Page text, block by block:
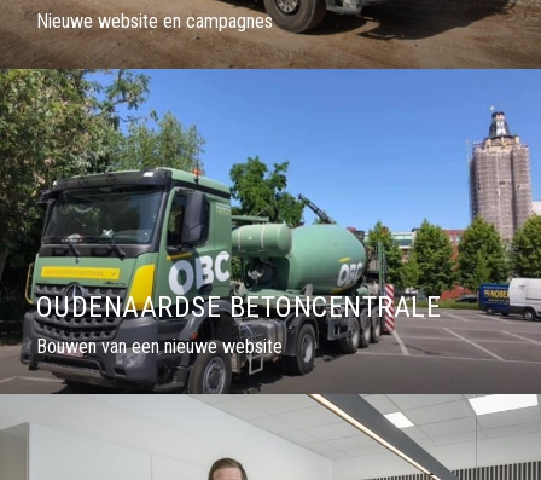
Nieuwe website en campagnes
OUDENAARDSE BETONCENTRALE
Bouwen van een nieuwe website